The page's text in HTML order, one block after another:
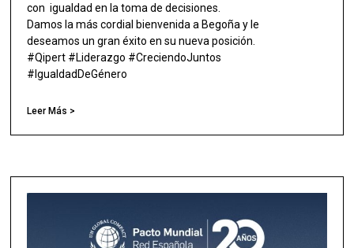
con igualdad en la toma de decisiones.
Damos la más cordial bienvenida a Begoña y le
deseamos un gran éxito en su nueva posición.
#Qipert #Liderazgo #CreciendoJuntos
#IgualdadDeGénero
Leer Más >